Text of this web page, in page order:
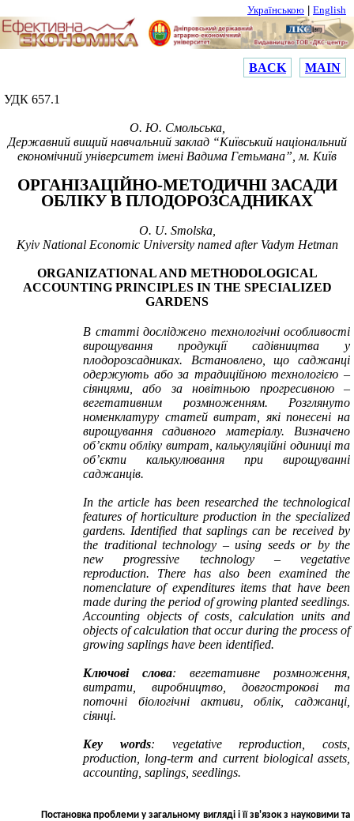
Українською English
BACK MAIN
УДК 657.1
О. Ю. Смольська,
Державний вищий навчальний заклад “Київський національний
економічний університет імені Вадима Гетьмана”, м. Київ
ОРГАНІЗАЦІЙНО-МЕТОДИЧНІ ЗАСАДИ
ОБЛІКУ В ПЛОДОРОЗСАДНИКАХ
O. U. Smolska,
Kyiv National Economic University named after Vadym Hetman
ORGANIZATIONAL AND METHODOLOGICAL
ACCOUNTING PRINCIPLES IN THE SPECIALIZED
GARDENS
В статті досліджено технологічні особливості
вирощування продукції садівництва у
плодорозсадниках. Встановлено, що саджанці
одержують або за традиційною технологією –
сіянцями, або за новітньою прогресивною –
вегетативним розмноженням. Розглянуто
номенклатуру статей витрат, які понесені на
вирощування садивного матеріалу. Визначено
об’єкти обліку витрат, калькуляційні одиниці та
об’єкти калькулювання при вирощуванні
саджанців.
In the article has been researched the technological
features of horticulture production in the specialized
gardens. Identified that saplings can be received by
the traditional technology – using seeds or by the
new progressive technology – vegetative
reproduction. There has also been examined the
nomenclature of expenditures items that have been
made during the period of growing planted seedlings.
Accounting objects of costs, calculation units and
objects of calculation that occur during the process of
growing saplings have been identified.
Ключові слова: вегетативне розмноження,
витрати, виробництво, довгострокові та
поточні біологічні активи, облік, саджанці,
сіянці.
Key words: vegetative reproduction costs
production
long-term and current biological assets
accounting saplings seedlings.
Постановка проблеми у загальному вигляді і її зв'язок з науковими та